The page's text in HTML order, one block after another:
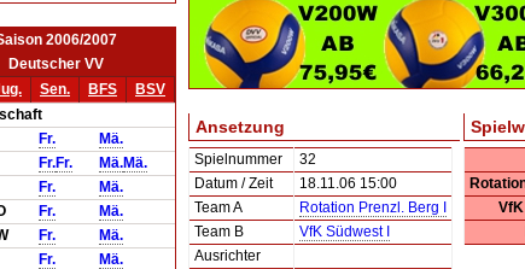
2006/2007
Deutscher VV
Sen. BFS
BSV
Fr.
Mä.
Fr.Fr. Mä.Mä.
Fr.
Mä.
Fr.
Mä.
Fr.
Mä.
Fr.
Mä.
Ansetzung
Spielnummer
32
Datum / Zeit
18.11.06 15:00
Team A
Rotation Prenzl. Berg I
Team B
VfK Südwest I
Ausrichter
VfK